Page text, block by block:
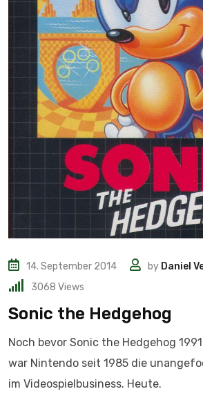
14. September 2014 by Daniel
3068 Views
Sonic the Hedgehog
Noch bevor Sonic the Hedgehog
war Nintendo seit 1985 die
im Videospielbusiness. Heute.